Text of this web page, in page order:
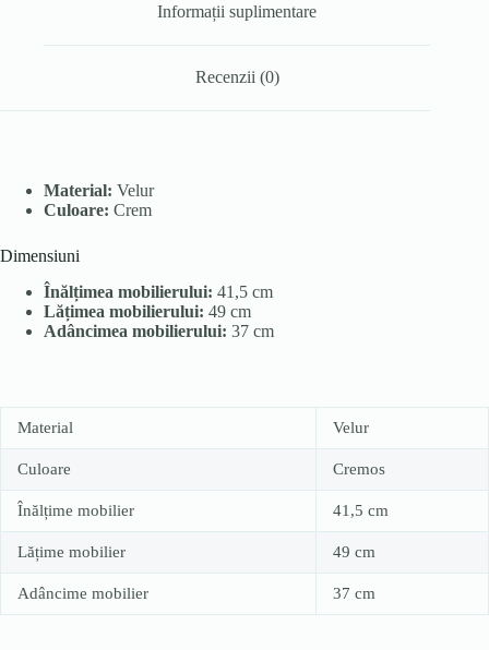
Informații suplimentare
Recenzii (0)
Material: Velur
Culoare: Crem
Dimensiuni
Înălțimea mobilierului: 41,5 cm
Lățimea mobilierului: 49 cm
Adâncimea mobilierului: 37 cm
Material Velur
Culoare Cremos
Înălțime mobilier 41,5 cm
Lățime mobilier 49 cm
Adâncime mobilier 37 cm